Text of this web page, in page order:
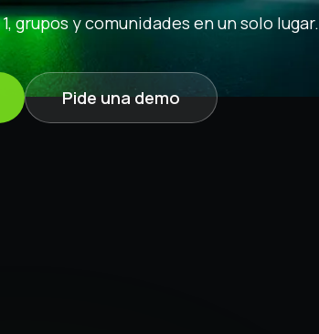
grupos y comunidades en un solo lugar.
Pide una demo